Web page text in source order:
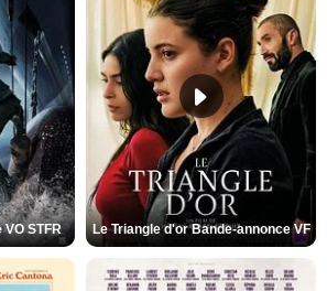
STFR Le Triangle d'or Bande-annonce VF